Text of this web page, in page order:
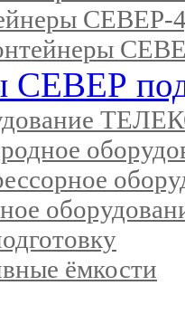
СЕВЕР
ёмкости